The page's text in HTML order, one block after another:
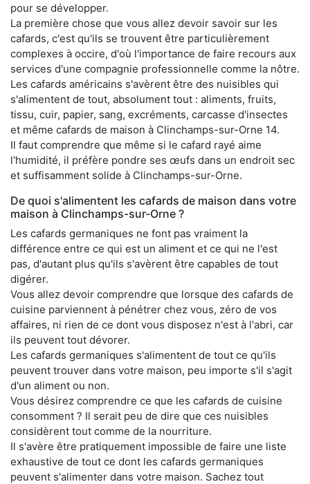
pour se développer.
La première chose que vous allez devoir savoir sur les
cafards, c'est qu'ils se trouvent être particulièrement
complexes à occire, d'où l'importance de faire recours aux
services d'une compagnie professionnelle comme la nôtre.
Les cafards américains s'avèrent être des nuisibles qui
s'alimentent de tout, absolument tout : aliments, fruits,
tissu, cuir, papier, sang, excréments, carcasse d'insectes
et même cafards de maison à Clinchamps-sur-Orne 14.
Il faut comprendre que même si le cafard rayé aime
l'humidité, il préfère pondre ses œufs dans un endroit sec
et suffisamment solide à Clinchamps-sur-Orne.
De quoi s'alimentent les cafards de maison dans votre
maison à Clinchamps-sur-Orne ?
Les cafards germaniques ne font pas vraiment la
différence entre ce qui est un aliment et ce qui ne l'est
pas, d'autant plus qu'ils s'avèrent être capables de tout
digérer.
Vous allez devoir comprendre que lorsque des cafards de
cuisine parviennent à pénétrer chez vous, zéro de vos
affaires, ni rien de ce dont vous disposez n'est à l'abri, car
ils peuvent tout dévorer.
Les cafards germaniques s'alimentent de tout ce qu'ils
peuvent trouver dans votre maison, peu importe s'il s'agit
d'un aliment ou non.
Vous désirez comprendre ce que les cafards de cuisine
consomment ? Il serait peu de dire que ces nuisibles
considèrent tout comme de la nourriture.
Il s'avère être pratiquement impossible de faire une liste
exhaustive de tout ce dont les cafards germaniques
peuvent s'alimenter dans votre maison. Sachez tout